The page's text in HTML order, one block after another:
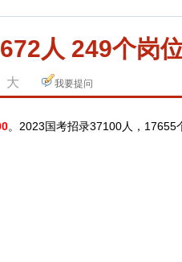
人 249个岗位
大 我要提问
。2023国考招录37100人，17655